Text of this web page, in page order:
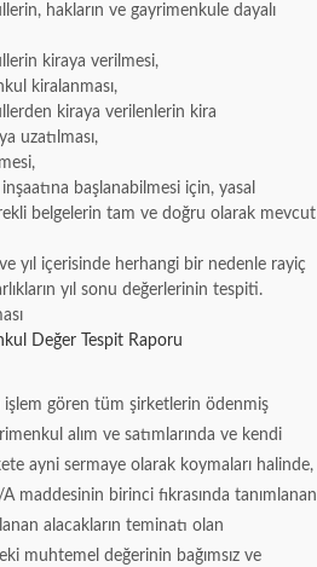
hakların ve gayrimenkule dayalı
kiraya verilmesi,
kiralanması,
kiraya verilenlerin kira
uzatılması,
başlanabilmesi için, yasal
belgelerin tam ve doğru olarak mevcut
yıl içerisinde herhangi bir nedenle rayiç
yıl sonu değerlerinin tespiti.
Değer Tespit Raporu
işlem gören tüm şirketlerin ödenmiş
alım ve satımlarında ve kendi
ayni sermaye olarak koymaları halinde,
maddesinin birinci fıkrasında tanımlanan
alacakların teminatı olan
muhtemel değerinin bağımsız ve